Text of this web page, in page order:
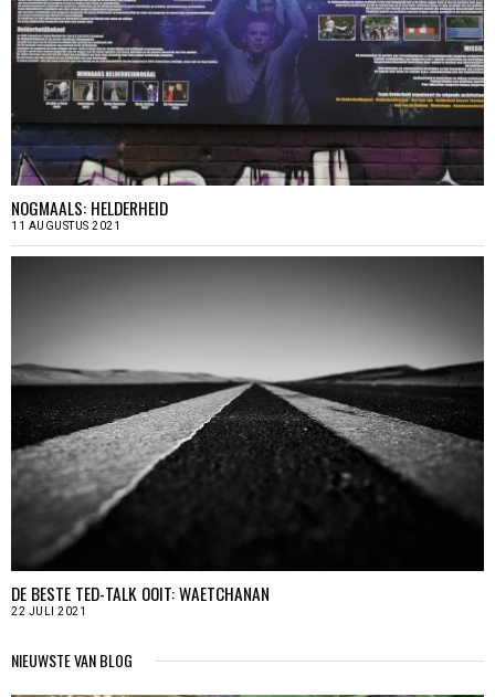
NOGMAALS: HELDERHEID
11 AUGUSTUS 2021
DE BESTE TED-TALK OOIT: WAETCHANAN
22 JULI 2021
NIEUWSTE VAN BLOG